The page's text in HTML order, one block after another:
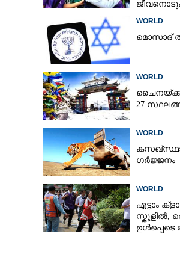
WORLD
മൊസാദ്
WORLD
ചൈനയ്ക്ക്
27
WORLD
ഗർജ്ജനം
WORLD
എട്ടാം
സ്കൂളിൽ,
ഉൾപ്പെടെ